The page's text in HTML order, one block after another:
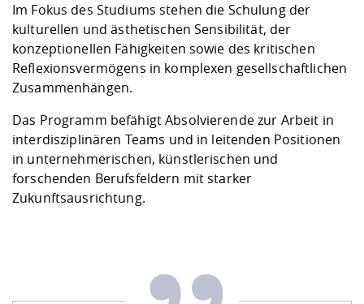
Im Fokus des Studiums stehen die Schulung der
kulturellen und ästhetischen Sensibilität, der
konzeptionellen Fähigkeiten sowie des kritischen
Reflexionsvermögens in komplexen gesellschaftlichen
Zusammenhängen.
Das Programm befähigt Absolvierende zur Arbeit in
interdisziplinären Teams und in leitenden Positionen
in unternehmerischen, künstlerischen und
forschenden Berufsfeldern mit starker
Zukunftsausrichtung.